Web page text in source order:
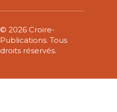
© 2026 Croire-
Publications. Tous
droits réservés.